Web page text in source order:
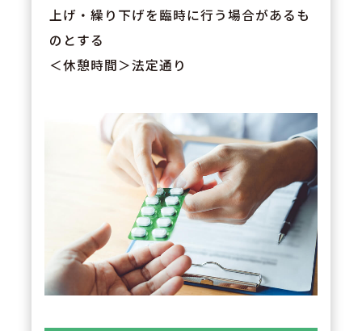
上げ・繰り下げを臨時に行う場合があるも
のとする
＜休憩時間＞法定通り